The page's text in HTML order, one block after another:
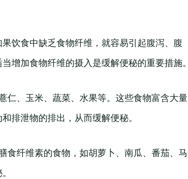
饮食中缺乏食物纤维，就容易引起腹泻、腹
增加食物纤维的摄入是缓解便秘的重要措施。
仁、玉米、蔬菜、水果等。这些食物富含大量
排泄物的排出，从而缓解便秘。
食纤维素的食物，如胡萝卜、南瓜、番茄、马